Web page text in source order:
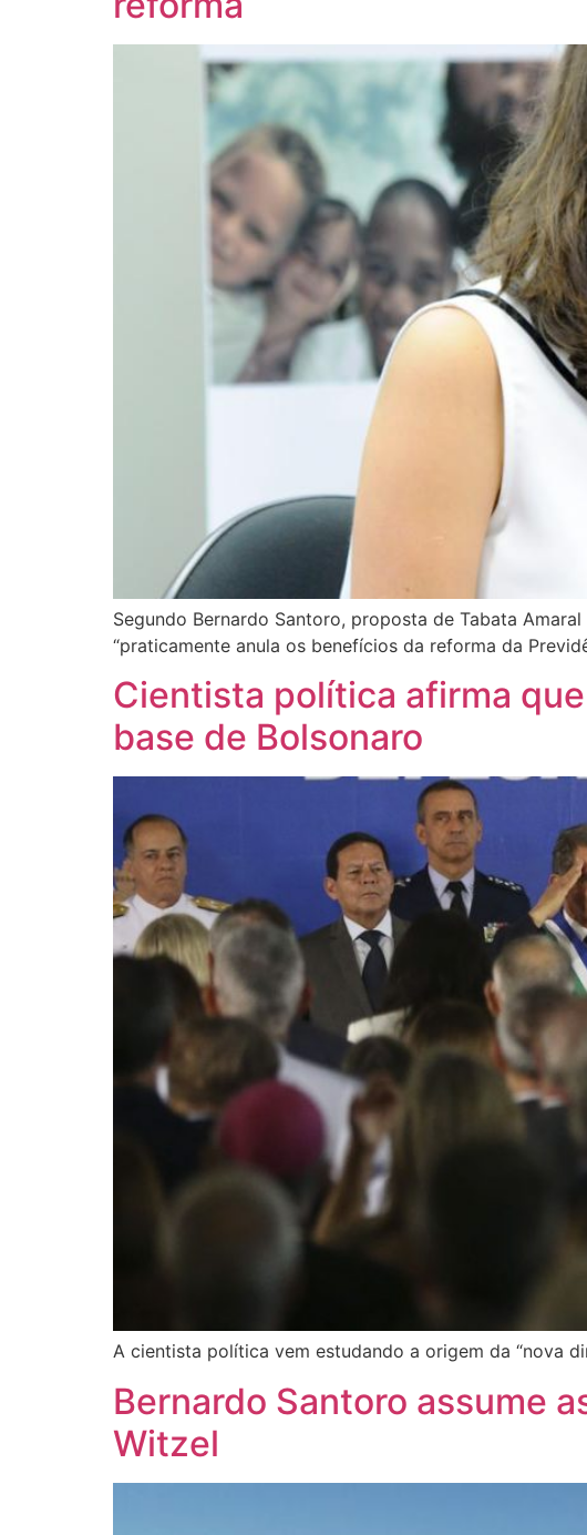
Segundo Bernardo Santoro, proposta de Tabata
“praticamente anula os benefícios da reforma da
Cientista política afirma que
base de Bolsonaro
A cientista política vem estudando a origem da “nova
Bernardo Santoro assume
Witzel